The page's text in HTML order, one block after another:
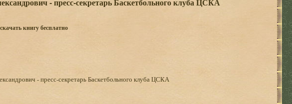
- пресс-секретарь Баскетбольного клуба ЦСКА
скачать книгу бесплатно
- пресс-секретарь Баскетбольного клуба ЦСКА